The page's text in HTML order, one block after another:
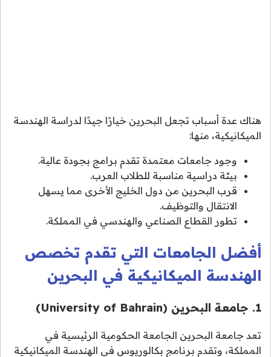
هناك عدة أسباب تجعل البحرين خيارًا جيدًا لدراسة الهندسة
الميكانيكية، منها:
وجود جامعات معتمدة تقدم برامج بجودة عالية.
بيئة دراسية مناسبة للطلاب العرب.
قرب البحرين من دول الخليج الأخرى مما يسهل
الانتقال والتوظيف.
تطور القطاع الصناعي والهندسي في المملكة.
أفضل الجامعات التي تقدم تخصص
الهندسة الميكانيكية في البحرين
1. جامعة البحرين (University of Bahrain)
تعد جامعة البحرين الجامعة الحكومية الرئيسية في
المملكة، وتقدم برنامج بكالوريوس في الهندسة الميكانيكية